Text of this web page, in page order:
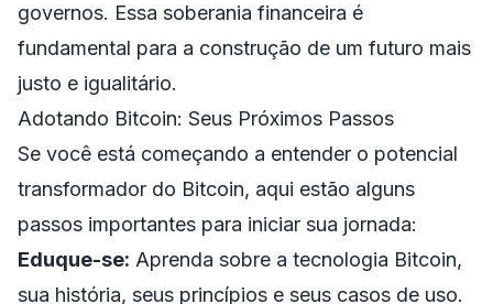
governos. Essa soberania financeira é
fundamental para a construção de um futuro mais
justo e igualitário.
Adotando Bitcoin: Seus Próximos Passos
Se você está começando a entender o potencial
transformador do Bitcoin, aqui estão alguns
passos importantes para iniciar sua jornada:
Eduque-se: Aprenda sobre a tecnologia Bitcoin,
sua história, seus princípios e seus casos de uso.